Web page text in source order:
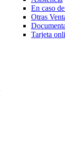
En caso
Otras
Tarjeta